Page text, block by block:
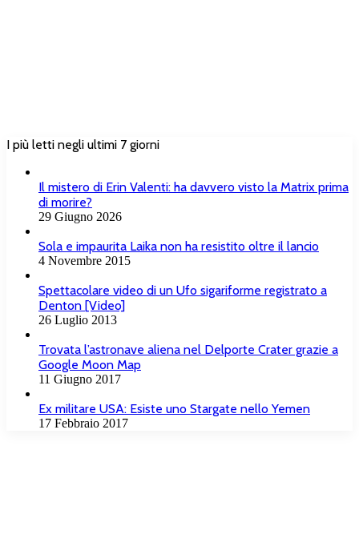
I più letti negli ultimi 7 giorni
Il mistero di Erin Valenti: ha davvero visto la Matrix prima
di morire?
29 Giugno 2026
Sola e impaurita Laika non ha resistito oltre il lancio
4 Novembre 2015
Spettacolare video di un Ufo sigariforme registrato a
Denton [Video]
26 Luglio 2013
Trovata l’astronave aliena nel Delporte Crater grazie a
Google Moon Map
11 Giugno 2017
Ex militare USA: Esiste uno Stargate nello Yemen
17 Febbraio 2017